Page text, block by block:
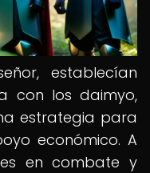
establecían
con los daimyo,
estrategia para
económico. A
en combate y